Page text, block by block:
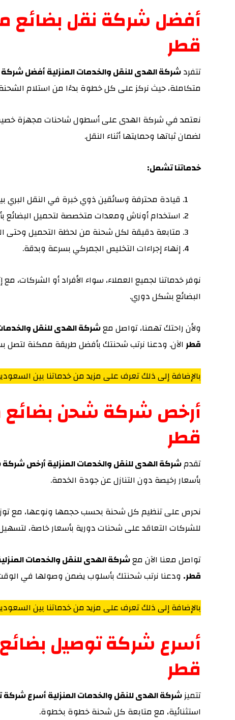
أفضل شركة نقل بضائع
قطر
تتفردشركة الهدى للنقل والخدمات المنزلية أفضل
متكاملة، حيث نركز على كل خطوة بدءًا من استلام
نعتمد في شركة الهدى على أسطول شاحنات مجهزة
لضمان ثباتها وحمايتها أثناء النقل.
خدماتنا تشمل:
قيادة محترفة وسائقين ذوي خبرة في النقل البري
استخدام أوناش ومعدات متخصصة لتحميل البضائع
متابعة دقيقة لكل شحنة من لحظة التحميل وحتى
إنهاء إجراءات التخليص الجمركي بسرعة وبدقة.
نوفر خدماتنا لجميع العملاء، سواء الأفراد أو
البضائع بشكل دوري.
ولأن راحتك تهمنا، تواصل معشركة الهدى للنقل
قطر الآن. ودعنا نرتب شحنتك بأفضل طريقة ممكنة لتصل
بالإضافة إلى ذلك تعرف على مزيد من خدماتنا بين
أرخص شركة شحن بضائع
قطر
تقدمشركة الهدى للنقل والخدمات المنزلية أرخص
بأسعار رخيصة دون التنازل عن جودة الخدمة.
نحرص على تنظيم كل شحنة بحسب حجمها ونوعها، مع
للشركات التعاقد على شحنات دورية بأسعار خاصة،
تواصل معنا الآن معشركة الهدى للنقل والخدمات
قطر. ودعنا نرتب شحنتك بأسلوب يضمن وصولها في
بالإضافة إلى ذلك تعرف على مزيد من خدماتنا بين
أسرع شركة توصيل بضائع
قطر
تتميزشركة الهدى للنقل والخدمات المنزلية أسرع شركة
استثنائية، مع متابعة كل شحنة خطوة بخطوة.